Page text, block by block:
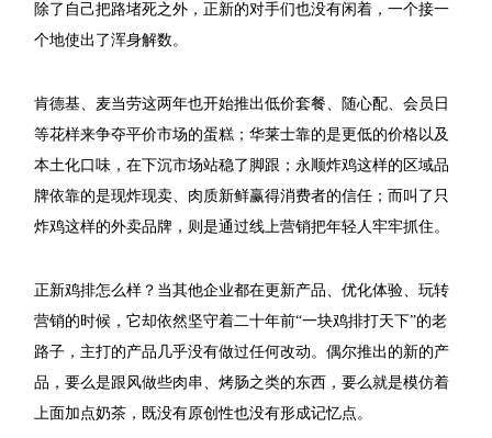
除了自己把路堵死之外，正新的对手们也没有闲着，一个接一
个地使出了浑身解数。
肯德基、麦当劳这两年也开始推出低价套餐、随心配、会员日
等花样来争夺平价市场的蛋糕；华莱士靠的是更低的价格以及
本土化口味，在下沉市场站稳了脚跟；永顺炸鸡这样的区域品
牌依靠的是现炸现卖、肉质新鲜赢得消费者的信任；而叫了只
炸鸡这样的外卖品牌，则是通过线上营销把年轻人牢牢抓住。
正新鸡排怎么样？当其他企业都在更新产品、优化体验、玩转
营销的时候，它却依然坚守着二十年前“一块鸡排打天下”的老
路子，主打的产品几乎没有做过任何改动。偶尔推出的新的产
品，要么是跟风做些肉串、烤肠之类的东西，要么就是模仿着
上面加点奶茶，既没有原创性也没有形成记忆点。